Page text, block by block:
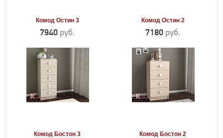
Комод Остин 3
7940 руб.
Комод Остин 2
7180 руб.
Комод Бостон 3 Комод Бостон 2